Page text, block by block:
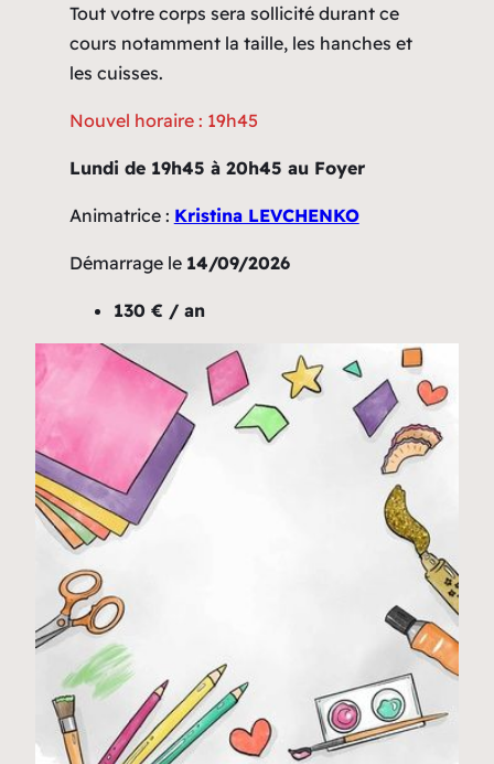
Tout votre corps sera sollicité durant ce
cours notamment la taille, les hanches et
les cuisses.
Nouvel horaire : 19h45
Lundi de 19h45 à 20h45 au Foyer
Animatrice : Kristina LEVCHENKO
Démarrage le 14/09/2026
130 € / an